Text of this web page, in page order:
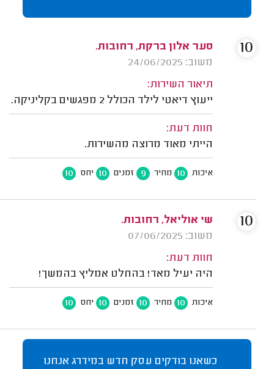
סער אלון ברקת, רחובות.
משוב: 24/06/2025
תיאור השירות:
ייעוץ דיאטי לילד הכולל 2 מפגשים בקליניקה.
חוות דעת:
הייתי מאוד מרוצה מהשירות.
איכות 10 מחיר 9 זמנים 10 יחס 10
10
שי אוליאל, רחובות.
משוב: 07/06/2025
חוות דעת:
היה יעיל מאד! בהחלט אמליץ בהמשך!
איכות 10 מחיר 10 זמנים 10 יחס 10
10
כשאנו בודקים עסק חדש במידרג אנחנו